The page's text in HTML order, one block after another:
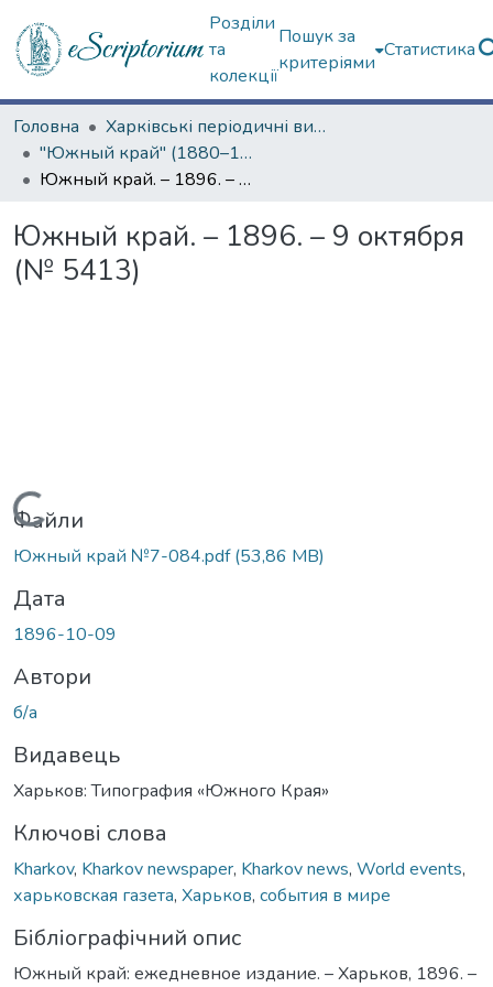
Розділи
та
колекції
Пошук за
критеріями
Статистика
Головна
Харківські періодичні видання
"Южный край" (1880–1919 гг.)
Южный край. – 1896. – 9 октября (№ 5413)
Южный край. – 1896. – 9 октября
(№ 5413)
Вантажиться...
Файли
Южный край №7-084.pdf(53,86 MB)
Дата
1896-10-09
Автори
б/а
Видавець
Харьков: Типография «Южного Края»
Ключові слова
Kharkov, Kharkov newspaper, Kharkov news, World events,
харьковская газета, Харьков, события в мире
Бібліографічний опис
Южный край: ежедневное издание. – Харьков, 1896. –